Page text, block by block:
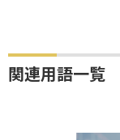
関連用語一覧